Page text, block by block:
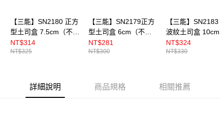
【三能】SN2180 正方
型土司盒 7.5cm（不
沾）
NT$314
NT$325
【三能】SN2179正方
型土司盒 6cm（不
沾）
NT$281
NT$300
【三能】
波紋土司盒
沾）
NT$324
NT$330
詳細說明 商品規格 相關推薦